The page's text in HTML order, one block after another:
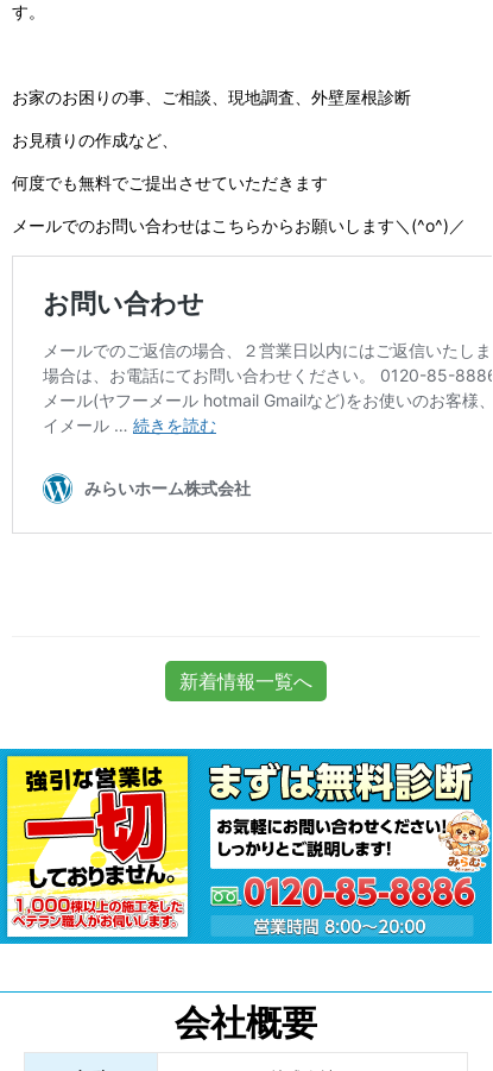
す。
お家のお困りの事、ご相談、現地調査、外壁屋根診断
お見積りの作成など、
何度でも無料でご提出させていただきます
メールでのお問い合わせはこちらからお願いします＼(^o^)／
新着情報一覧へ
会社概要